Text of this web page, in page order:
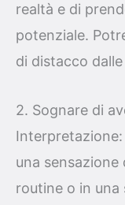
realtà e di
potenziale.
di distacco
2. Sognare di
una
routine o in una